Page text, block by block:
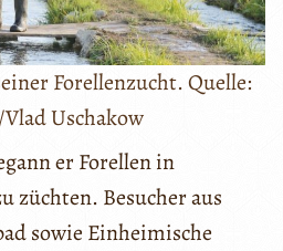
Forellenzucht. Quelle:
/Vlad Uschakow
er Forellen in
züchten. Besucher aus
sowie Einheimische